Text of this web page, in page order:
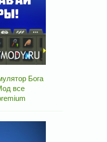
Бога
все